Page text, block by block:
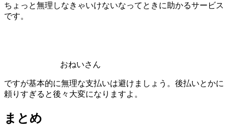
ちょっと無理しなきゃいけないなってときに助かるサービス
です。
おねいさん
ですが基本的に無理な支払いは避けましょう。後払いとかに
頼りすぎると後々大変になりますよ。
まとめ